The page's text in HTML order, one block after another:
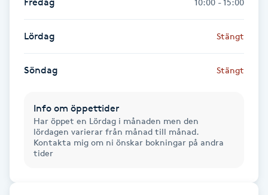
Gravidmassage
Gravidyoga
Gua Sha-massage
Lördag Stängt
Söndag Stängt
Info om öppettider
Har öppet en Lördag i månaden men den
lördagen varierar från månad till månad.
Kontakta mig om ni önskar bokningar på andra
tider